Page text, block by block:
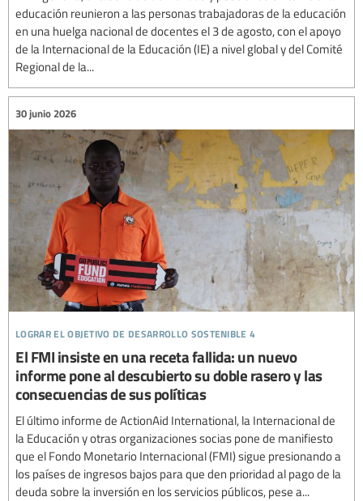
educación reunieron a las personas trabajadoras de la educación
en una huelga nacional de docentes el 3 de agosto, con el apoyo
de la Internacional de la Educación (IE) a nivel global y del Comité
Regional de la...
lograr el objetivo de desarrollo sostenible 4
30 junio 2026
El FMI insiste en una receta fallida: un nuevo
informe pone al descubierto su doble rasero y las
consecuencias de sus políticas
El último informe de ActionAid International, la Internacional de
la Educación y otras organizaciones socias pone de manifiesto
que el Fondo Monetario Internacional (FMI) sigue presionando a
los países de ingresos bajos para que den prioridad al pago de la
deuda sobre la inversión en los servicios públicos, pese a...